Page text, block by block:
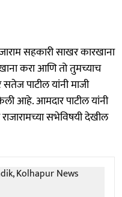
सहकारी साखर कारखाना
करा आणि तो तुमच्याच
पाटील यांनी माजी
आहे. आमदार पाटील यांनी
सभेविषयी देखील